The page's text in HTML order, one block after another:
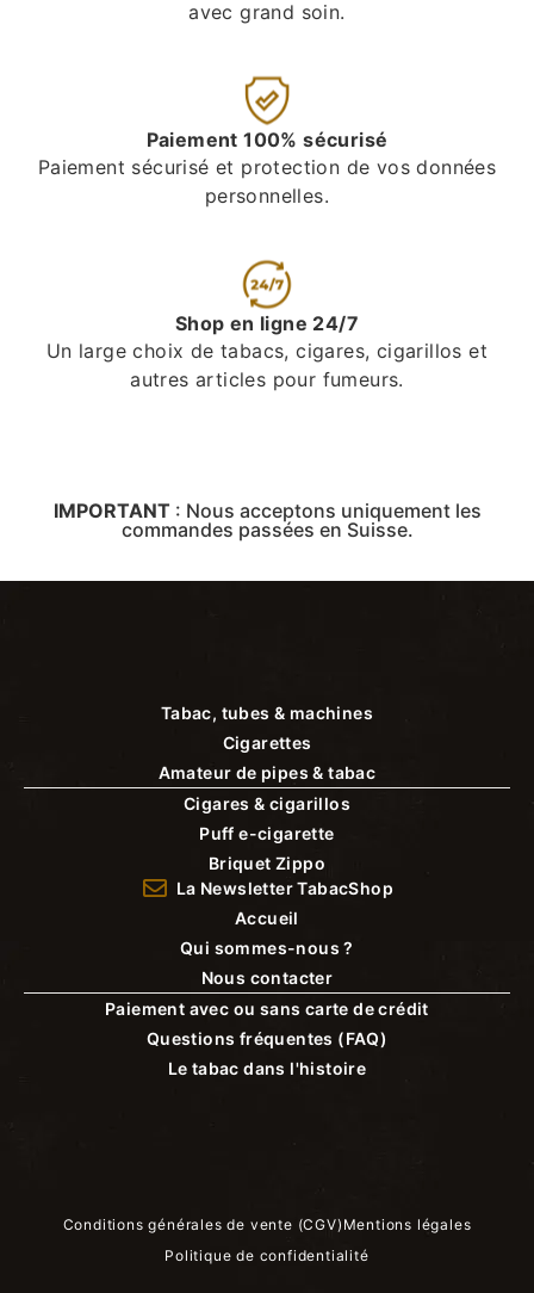
avec grand soin.
Paiement 100% sécurisé
Paiement sécurisé et protection de vos données
personnelles.
Shop en ligne 24/7
Un large choix de tabacs, cigares, cigarillos et
autres articles pour fumeurs.
IMPORTANT : Nous acceptons uniquement les
commandes passées en Suisse.
Tabac, tubes & machines
Cigarettes
Amateur de pipes & tabac
Cigares & cigarillos
Puff e-cigarette
Briquet Zippo
La Newsletter TabacShop
Accueil
Qui sommes-nous ?
Nous contacter
Paiement avec ou sans carte de crédit
Questions fréquentes (FAQ)
Le tabac dans l'histoire
Conditions générales de vente (CGV) Mentions légales
Politique de confidentialité